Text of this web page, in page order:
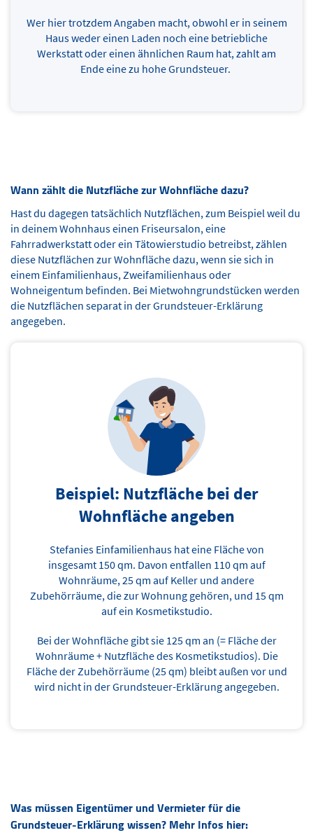
Wer hier trotzdem Angaben macht, obwohl er in seinem
Haus weder einen Laden noch eine betriebliche
Werkstatt oder einen ähnlichen Raum hat, zahlt am
Ende eine zu hohe Grundsteuer.
Wann zählt die Nutzfläche zur Wohnfläche dazu?
Hast du dagegen tatsächlich Nutzflächen, zum Beispiel weil du
in deinem Wohnhaus einen Friseursalon, eine
Fahrradwerkstatt oder ein Tätowierstudio betreibst, zählen
diese Nutzflächen zur Wohnfläche dazu, wenn sie sich in
einem Einfamilienhaus, Zweifamilienhaus oder
Wohneigentum befinden. Bei Mietwohngrundstücken werden
die Nutzflächen separat in der Grundsteuer-Erklärung
angegeben.
Beispiel: Nutzfläche bei der
Wohnfläche angeben
Stefanies Einfamilienhaus hat eine Fläche von
insgesamt 150 qm. Davon entfallen 110 qm auf
Wohnräume, 25 qm auf Keller und andere
Zubehörräume, die zur Wohnung gehören, und 15 qm
auf ein Kosmetikstudio.
Bei der Wohnfläche gibt sie 125 qm an (= Fläche der
Wohnräume + Nutzfläche des Kosmetikstudios). Die
Fläche der Zubehörräume (25 qm) bleibt außen vor und
wird nicht in der Grundsteuer-Erklärung angegeben.
Was müssen Eigentümer und Vermieter für die
Grundsteuer-Erklärung wissen? Mehr Infos hier: